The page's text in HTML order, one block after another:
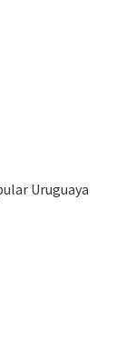
Uruguaya